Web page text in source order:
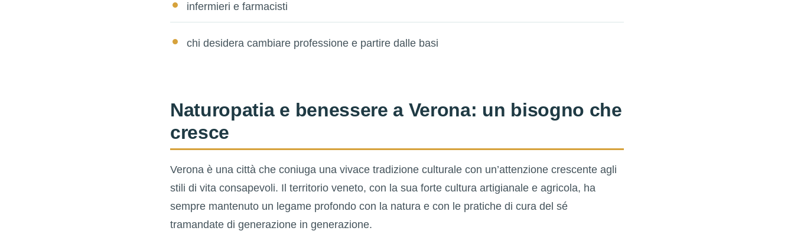
infermieri e farmacisti
chi desidera cambiare professione e partire dalle basi
Naturopatia e benessere a Verona: un bisogno che
cresce
Verona è una città che coniuga una vivace tradizione culturale con un’attenzione crescente agli
stili di vita consapevoli. Il territorio veneto, con la sua forte cultura artigianale e agricola, ha
sempre mantenuto un legame profondo con la natura e con le pratiche di cura del sé
tramandate di generazione in generazione.